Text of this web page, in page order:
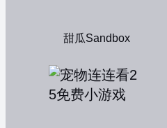
甜瓜Sandbox